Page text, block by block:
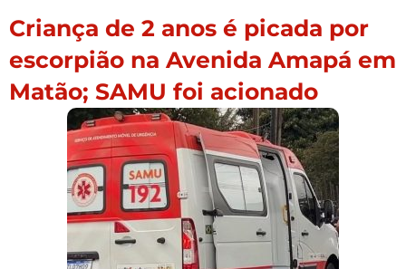
Criança de 2 anos é picada por
escorpião na Avenida Amapá em
Matão; SAMU foi acionado